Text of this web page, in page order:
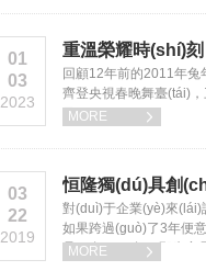
01
03
2023
重溫榮耀時(shí)刻
回顧12年前的2011年兔
齊登央視春晚舞臺
目”。
MORE 
03
22
2019
恒隆獨(dú)具創
對(duì)于企業(yè)來(lái)
如果跨過(guò)了3年便意
是20年，30年，那
MORE 